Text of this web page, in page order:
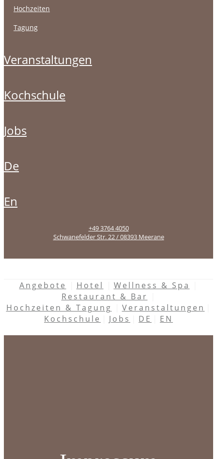
hochzeiten
tagung
veranstaltungen
kochschule
jobs
de
en
+49 3764 4050
Schwanefelder Str. 22 / 08393 Meerane
Angebote Hotel
Wellness & Spa
Restaurant & Bar
Hochzeiten & Tagung
Veranstaltungen
Kochschule
Jobs DE EN